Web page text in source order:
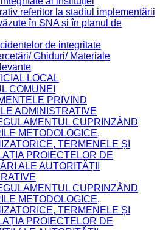
referitor la stadiul implementării
în SNA și în planul de
de integritate
Ghiduri/ Materiale
LOCAL
COMUNEI
PRIVIND
ADMINISTRATIVE
CUPRINZÂND
METODOLOGICE,
TERMENELE ȘI
PROIECTELOR DE
ALE AUTORITĂȚII
CUPRINZÂND
METODOLOGICE,
TERMENELE ȘI
PROIECTELOR DE